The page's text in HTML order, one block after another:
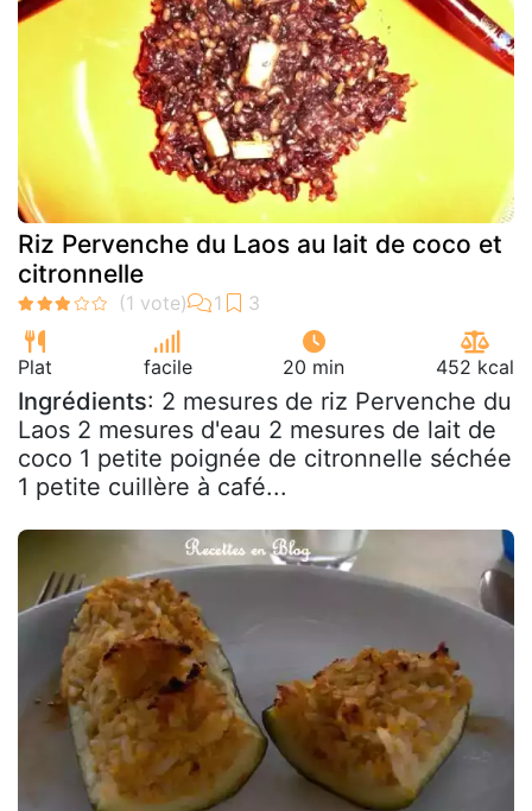
Riz Pervenche du Laos au lait de coco et
citronnelle
Plat facile 20 min 452 kcal
Ingrédients: 2 mesures de riz Pervenche du
Laos 2 mesures d'eau 2 mesures de lait de
coco 1 petite poignée de citronnelle séchée
1 petite cuillère à café...